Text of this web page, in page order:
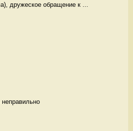
дружеское обращение к ...
неправильно